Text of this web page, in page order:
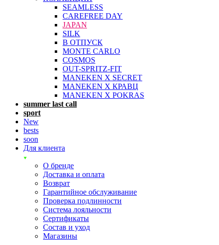
SEAMLESS
CAREFREE DAY
JAPAN
SILK
В ОТПУСК
MONTE CARLO
COSMOS
OUT-SPRITZ-FIT
MANEKEN X SECRET
MANEKEN X КРАВЦ
MANEKEN X POKRAS
summer last call
sport
New
bests
soon
Для клиента
О бренде
Доставка и оплата
Возврат
Гарантийное обслуживание
Проверка подлинности
Система лояльности
Сертификаты
Состав и уход
Магазины